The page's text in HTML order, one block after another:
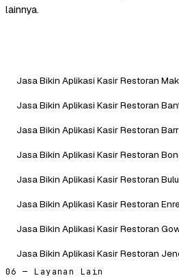
lainnya.
Jasa Bikin Aplikasi Kasir Restoran
Jasa Bikin Aplikasi Kasir Restoran
Jasa Bikin Aplikasi Kasir Restoran
Jasa Bikin Aplikasi Kasir Restoran
Jasa Bikin Aplikasi Kasir Restoran
Jasa Bikin Aplikasi Kasir Restoran
Jasa Bikin Aplikasi Kasir Restoran
Jasa Bikin Aplikasi Kasir Restoran
06 — Layanan Lain